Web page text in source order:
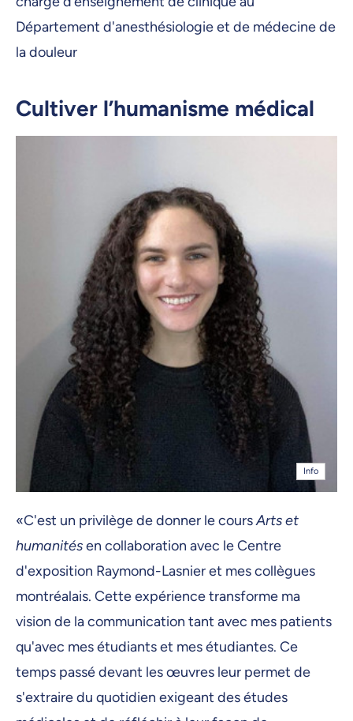
Département d'anesthésiologie et de médecine de
la douleur
Cultiver l’humanisme médical
Info
«C'est un privilège de donner le coursArts et
humanitésen collaboration avec le Centre
d'exposition Raymond-Lasnier et mes collègues
montréalais. Cette expérience transforme ma
vision de la communication tant avec mes patients
qu'avec mes étudiants et mes étudiantes. Ce
temps passé devant les œuvres leur permet de
s'extraire du quotidien exigeant des études